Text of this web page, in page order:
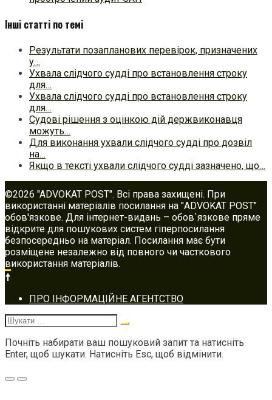
Інші статті по темі
Результати позапланових перевірок, призначених
у…
Ухвала слідчого судді про встановлення строку
для…
Ухвала слідчого судді про встановлення строку
для…
Судові рішення з оцінкою дій держвиконавця
можуть…
Для виконання ухвали слідчого судді про дозвіл
на…
Якщо в тексті ухвали слідчого судді зазначено, що…
©2026 "ADVOKAT POST". Всі права захищені. При
використанні матеріалів посилання на "ADVOKAT POST"
обов'язкове. Для інтернет-видань – обов`язкове пряме
відкрите для пошукових систем гіперпосилання
безпосередньо на матеріал. Посилання має бути
розміщене незалежно від повного чи часткового
використання матеріалів.
Footer
navigation
ПРО ІНФОРМАЦІЙНЕ АГЕНТСТВО
Шукати:
Почніть набирати ваш пошуковий запит та натисніть
Enter, щоб шукати. Натисніть Esc, щоб відмінити.
Меню